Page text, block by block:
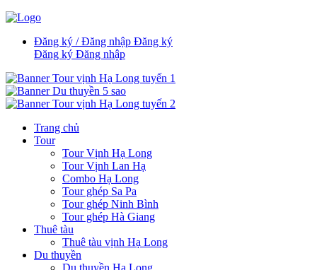
Đăng ký / Đăng nhập Đăng ký
Đăng ký Đăng nhập
Trang chủ
Tour
Tour Vịnh Hạ Long
Tour Vịnh Lan Hạ
Combo Hạ Long
Tour ghép Sa Pa
Tour ghép Ninh Bình
Tour ghép Hà Giang
Thuê tàu
Thuê tàu vịnh Hạ Long
Du thuyền
Du thuyền Hạ Long